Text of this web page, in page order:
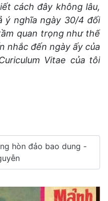
cách đây không lâu,
ý nghĩa ngày 30/4 đối
quan trọng như thế
nhắc đến ngày ấy của
Vitae của tôi
hòn đảo bao dung -